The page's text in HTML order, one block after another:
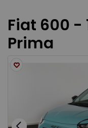
Fiat 600 -
Prima